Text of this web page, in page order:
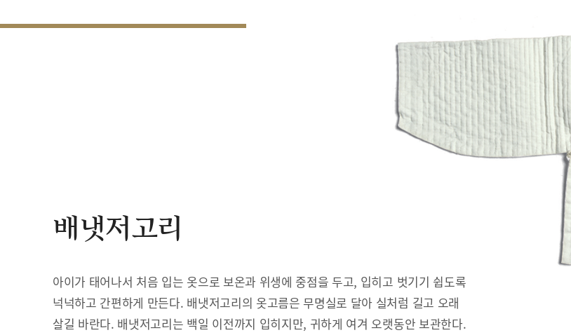
배냇저고리
아이가 태어나서 처음 입는 옷으로 보온과 위생에 중점을 두고, 입히고 벗기기 쉽도록
넉넉하고 간편하게 만든다. 배냇저고리의 옷고름은 무명실로 달아 실처럼 길고 오래
살길 바란다. 배냇저고리는 백일 이전까지 입히지만, 귀하게 여겨 오랫동안 보관한다.